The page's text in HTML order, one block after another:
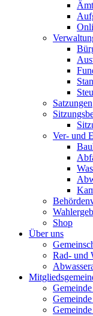
Satzungen
Ver- und
Shop
Über uns
Rad- und
Gemeinde